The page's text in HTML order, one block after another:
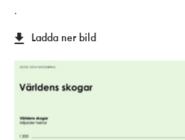
.
Ladda ner bild